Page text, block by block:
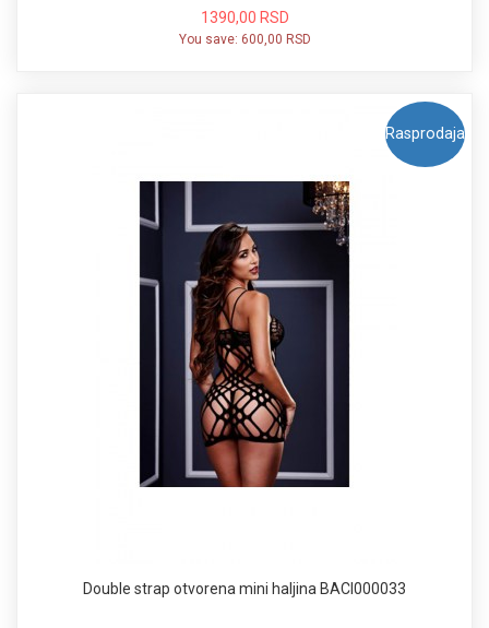
1390,00 RSD
You save: 600,00 RSD
Rasprodaja
Double strap otvorena mini haljina BACI000033